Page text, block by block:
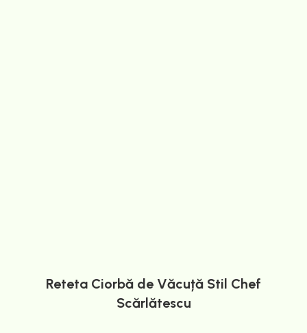
Reteta Ciorbă de Văcuță Stil Chef
Scărlătescu